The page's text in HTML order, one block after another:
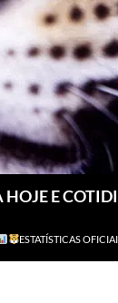
E
ESTATÍSTICAS